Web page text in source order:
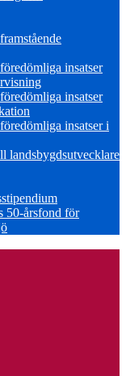
insatser
insatser
insatser i
landsbygdsutvecklare
50-årsfond för